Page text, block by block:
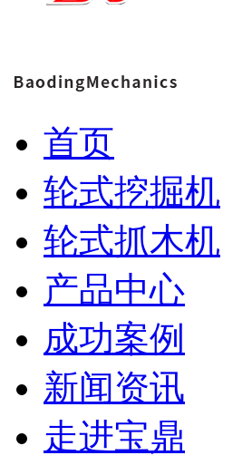
首页
轮式挖掘机
轮式抓木机
产品中心
成功案例
新闻资讯
走进宝鼎